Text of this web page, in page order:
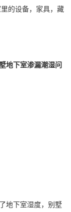
的设备，家具，藏
地下室渗漏潮湿问
地下室湿度，别墅